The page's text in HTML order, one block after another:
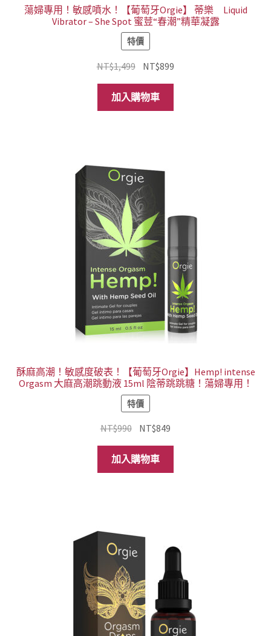
蕩婦專用！敏感噴水！【葡萄牙Orgie】 蒂樂 Liquid
Vibrator – She Spot 蜜荳“春潮”精華凝露
特價
NT$1,499 原
價
格：
NT$899
加入購物車
酥麻高潮！敏感度破表！【葡萄牙Orgie】Hemp! intense
Orgasm 大麻高潮跳動液 15ml 陰蒂跳跳糖！蕩婦專用！
特價
NT$990 原
始
價
格：
NT$849
前
格：
加入購物車